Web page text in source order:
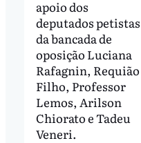
apoio dos
deputados petistas
da bancada de
oposição Luciana
Rafagnin, Requião
Filho, Professor
Lemos, Arilson
Chiorato e Tadeu
Veneri.